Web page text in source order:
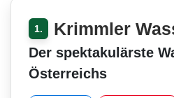
1. Krimmler
Der spektakulärste
Österreichs